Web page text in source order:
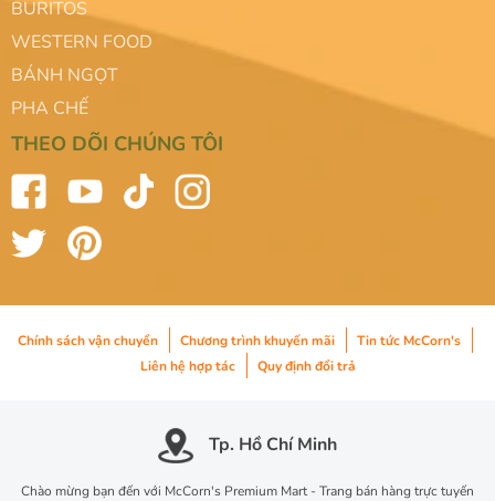
BURITOS
WESTERN FOOD
BÁNH NGỌT
PHA CHẾ
THEO DÕI CHÚNG TÔI
Chính sách vận chuyển Chương trình khuyến mãi
Tin tức McCorn's
Liên hệ hợp tác
Quy định đổi trả
Tp. Hồ Chí Minh
Chào mừng bạn đến với McCorn's Premium Mart - Trang bán hàng trực tuyến